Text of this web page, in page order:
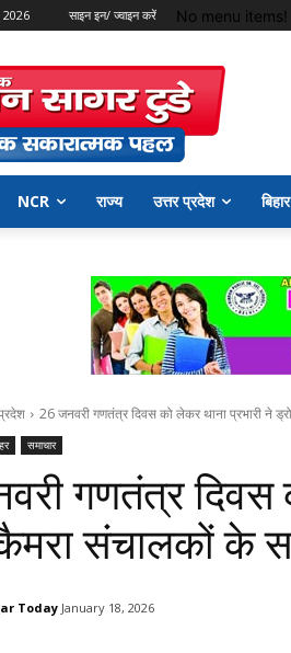
साइन इन/ ज्वाइन करें No menu items!
NCR राज्य उत्तर प्रदेश बिहार
26 जनवरी गणतंत्र दिवस को लेकर थाना प्रभारी ने
समाचार
गणतंत्र दिवस
संचालकों के
Today January 18, 2026